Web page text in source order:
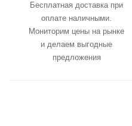
Бесплатная доставка при
оплате наличными.
Мониторим цены на рынке
и делаем выгодные
предложения